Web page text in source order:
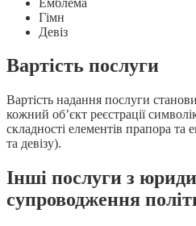
Гімн
Девіз
Вартість послуги
Вартість надання послуги
кожний об’єкт реєстрації
складності елементів прапора та
та девізу).
Інші послуги з
супроводження